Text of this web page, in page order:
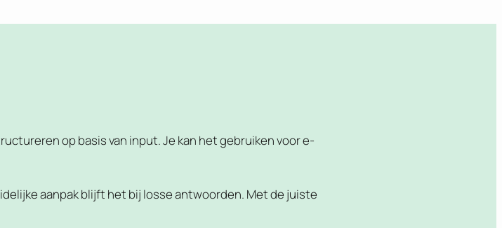
op basis van input. Je kan het gebruiken voor e-
aanpak blijft het bij losse antwoorden. Met de juiste